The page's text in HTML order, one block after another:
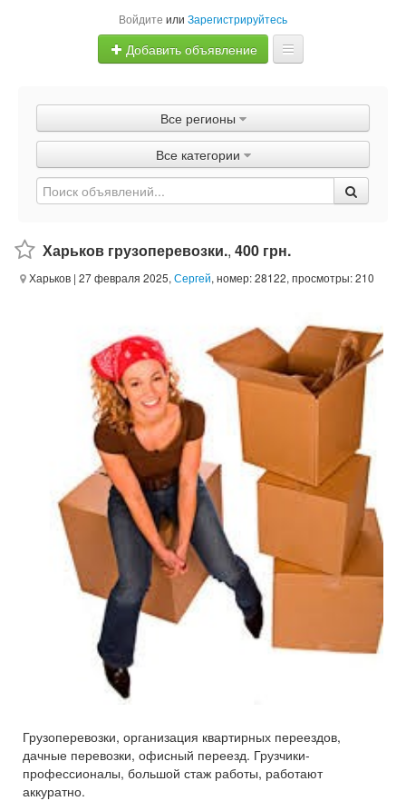
Войдите или Зарегистрируйтесь
Добавить объявление
Объявления
Быстрая продажа
Все регионы
Все категории
Харьков грузоперевозки., 400 грн.
Харьков | 27 февраля 2025, Сергей, номер: 28122, просмотры: 210
Грузоперевозки, организация квартирных переездов,
дачные перевозки, офисный переезд. Грузчики-
профессионалы, большой стаж работы, работают
аккуратно.